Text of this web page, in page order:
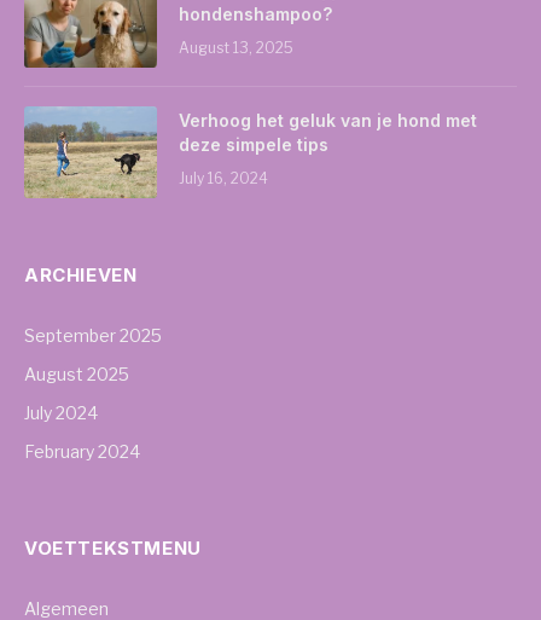
hondenshampoo?
August 13, 2025
Verhoog het geluk van je hond met
deze simpele tips
July 16, 2024
ARCHIEVEN
September 2025
August 2025
July 2024
February 2024
VOETTEKSTMENU
Algemeen